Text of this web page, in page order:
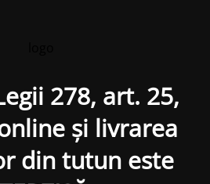
278, art. 25,
și livrarea
din tutun este